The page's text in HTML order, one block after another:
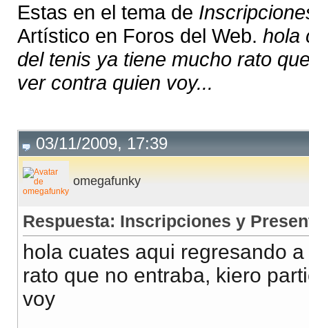
Estas en el tema de
Artístico en Foros del Web. hola
del tenis ya tiene mucho rato
ver contra quien voy...
03/11/2009, 17:39
omegafunky
Respuesta: Inscripciones y
hola cuates aqui regresando
rato que no entraba, kiero
voy